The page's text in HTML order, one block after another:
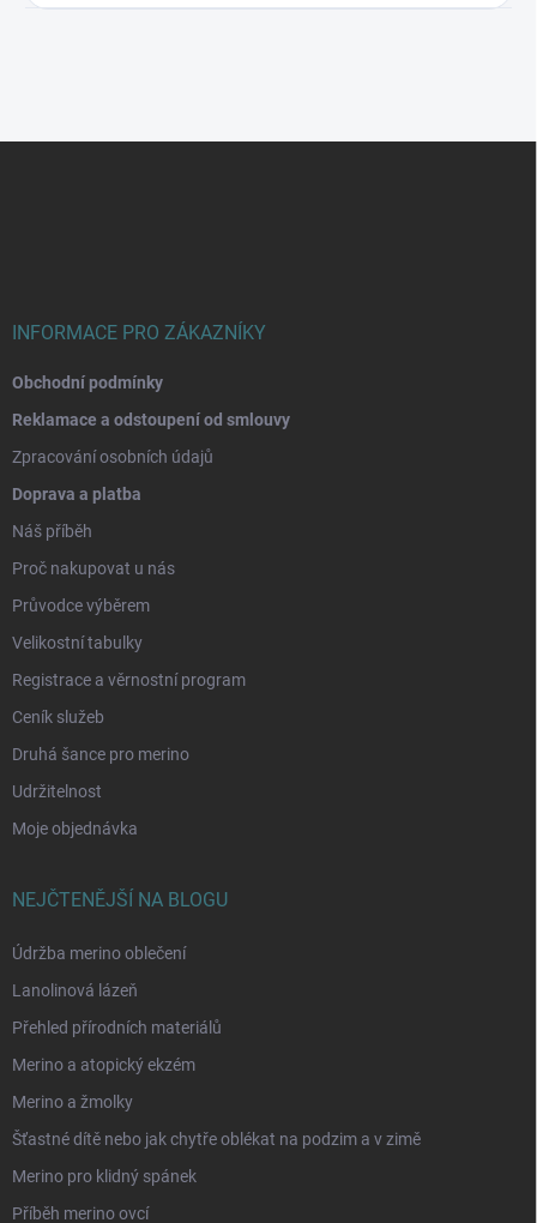
INFORMACE PRO ZÁKAZNÍKY
Obchodní podmínky
Reklamace a odstoupení od smlouvy
Zpracování osobních údajů
Doprava a platba
Náš příběh
Proč nakupovat u nás
Průvodce výběrem
Velikostní tabulky
Registrace a věrnostní program
Ceník služeb
Druhá šance pro merino
Udržitelnost
Moje objednávka
NEJČTENĚJŠÍ NA BLOGU
Údržba merino oblečení
Lanolinová lázeň
Přehled přírodních materiálů
Merino a atopický ekzém
Merino a žmolky
Šťastné dítě nebo jak chytře oblékat na podzim a v zimě
Merino pro klidný spánek
Příběh merino ovcí